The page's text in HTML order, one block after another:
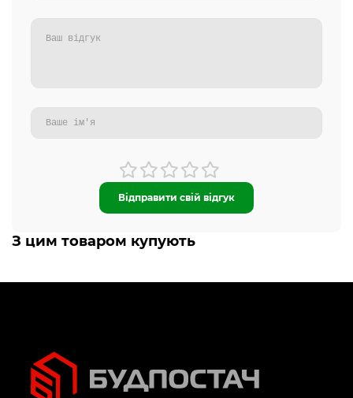
Відправити свій відгук
З цим товаром купують